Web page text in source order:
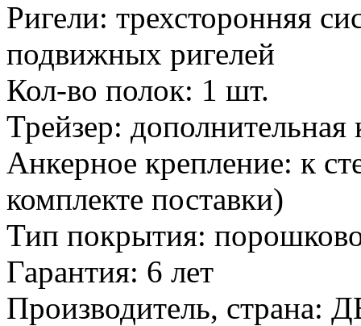
Ригели: трехсторонняя
подвижных ригелей
Кол-во полок: 1 шт.
Трейзер: дополнительная
Анкерное крепление: к
комплекте поставки)
Тип покрытия:
Гарантия: 6 лет
Производитель, страна: